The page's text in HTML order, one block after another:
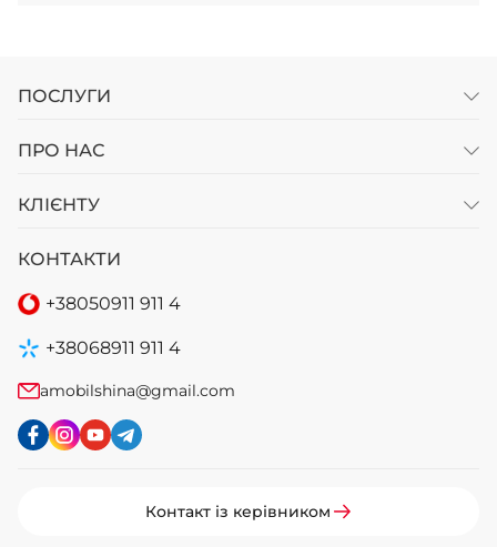
ПОСЛУГИ
ПРО НАС
КЛІЄНТУ
КОНТАКТИ
+38050911 911 4
+38068911 911 4
amobilshina@gmail.com
Контакт із керівником